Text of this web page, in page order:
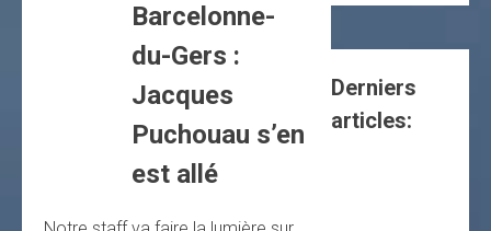
Barcelonne-
du-Gers :
Jacques
Puchouau s’en
est allé
Derniers
articles: